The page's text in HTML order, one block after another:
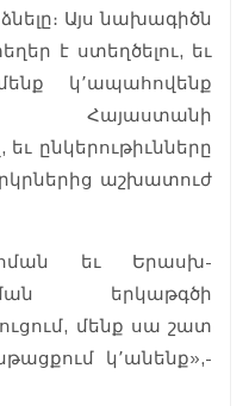
Այս նախագիծն
է ստեղծելու, եւ
կ՚ապահովենք
Հայաստանի
ընկերութիւնները
աշխատուժ
եւ Երասխ-
երկաթգծի
մենք սա շատ
կ՚անենք»,-